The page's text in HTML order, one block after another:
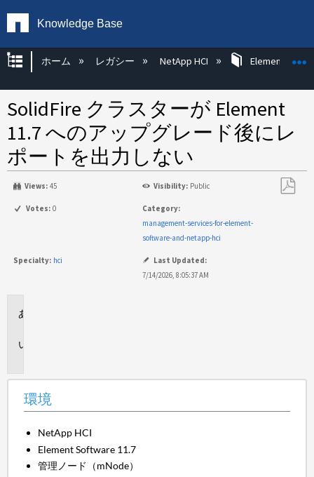
Knowledge Base
グローバル階層を展開/折りたたむ
ホーム レガシー NetApp HCI Element
SolidFire クラスターが Element
11.7 へのアップグレード後にレ
ポートを出力しない
Views: 45 Visibility: Public
Votes: 0
Category:
management-services-for-element-
software-and-netapp-hci
Specialty: hci
Last Updated:
7/14/2026, 8:05:37 AM
環境
NetApp HCI
Element Software 11.7
管理ノード（mNode）